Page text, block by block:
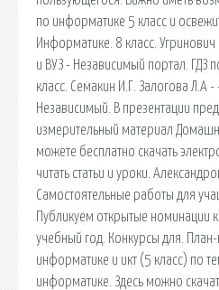
по информатике 5 класс и
Информатике. 8 класс.
и ВУЗ - Независимый портал. ГДЗ
класс. Семакин И.Г. Залогова Л.А
Независимый. В презентации
измерительный материал
можете бесплатно скачать
читать статьи и уроки.
Самостоятельные работы для
Публикуем открытые номинации
учебный год. Конкурсы для. План-
информатике и икт (5 класс) по
информатике. Здесь можно